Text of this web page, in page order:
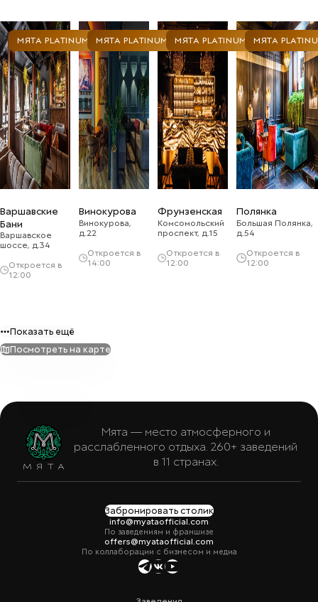
МЯТА PLATINUM
Варшавские
Бани
Варшавское
шоссе, д.34
Откроется в
12:00
МЯТА PLATINUM
Винокурова
Винокурова,
д.22
Откроется в
14:00
МЯТА PLATINUM
Фрунзенская
Комсомольский
проспект, д.15
Откроется в
12:00
МЯТА
Полянка
Большая Полянка,
д.54
Откроется в
12:00
Показать ещё
Посмотреть на карте
Мята — место атмосферного и
расслабленного отдыха. 260+ заведений
в 11 странах.
Забронировать столик
info@myataofficial.com
По заведениям и франшизе
offers@myataofficial.com
По коллаборации с бизнесом и медиа